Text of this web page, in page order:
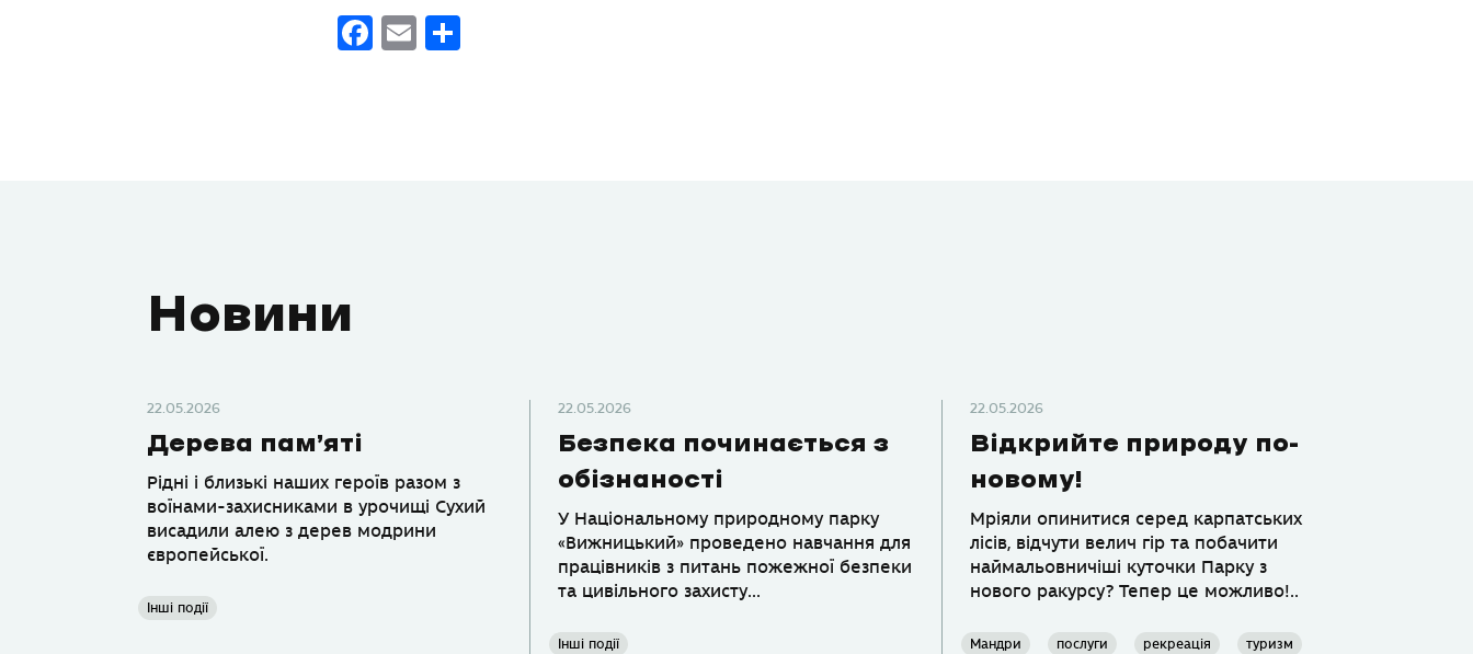
Facebook
EmailПоділитися
Новини
22.05.2026
Дерева пам’яті
Рідні і близькі наших героїв разом з
воїнами-захисниками в урочищі Сухий
висадили алею з дерев модрини
європейської.
Інші події
22.05.2026
Безпека починається з
обізнаності
У Національному природному парку
«Вижницький» проведено навчання для
працівників з питань пожежної безпеки
та цивільного захисту...
Інші події
22.05.2026
Відкрийте природу по-
новому!
Мріяли опинитися серед карпатських
лісів, відчути велич гір та побачити
наймальовничіші куточки Парку з
нового ракурсу? Тепер це можливо!..
Мандри послуги рекреація туризм